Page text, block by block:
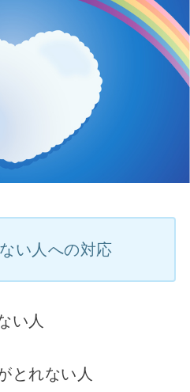
い人への対応
い人
とれない人